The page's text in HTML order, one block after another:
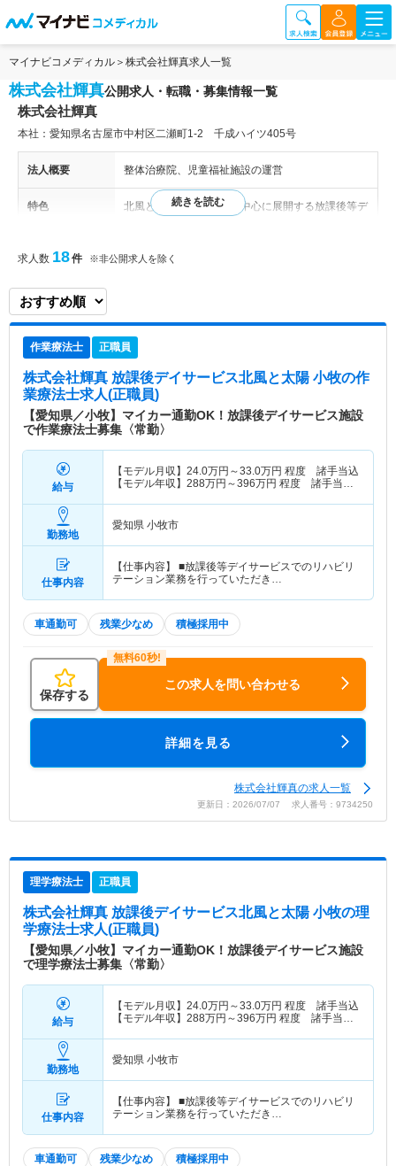
マイナビコメディカル 株式会社輝真求人一覧
株式会社輝真公開求人・転職・募集情報一覧
株式会社輝真
本社：愛知県名古屋市中村区二瀬町1-2 千成ハイツ405号
法人概要 整体治療院、児童福祉施設の運営
特色
北風と太陽は、愛知県を中心に展開する放課後等デ
を提供し、個々のニーズに合わせた支援が行われて
る環境を整えることです。子どもたちが「ありがと
るよう、様々な課題や活動を通じて支援が行われて
います。北風と太陽は、子どもたちの成長を見守
り、共に歩むことを大切にする施設です。
求人数 18件 ※非公開求人を除く
作業療法士 正職員
株式会社輝真 放課後デイサービス北風と太陽 小牧の作
業療法士求人(正職員)
【愛知県／小牧】マイカー通勤OK！放課後デイサービス施設
で作業療法士募集〈常勤〉
給与
【モデル月収】 24.0万円～33.0万円 程度 諸手当込
【モデル年収】 288万円～396万円 程度 諸手当
勤務地
愛知県 小牧市
仕事内容
【仕事内容】 ■放課後等デイサービスでのリハビリ
テーション業務を行っていただき…
車通勤可 残業少なめ 積極採用中
保存する
この求人を問い合わせる
詳細を見る
株式会社輝真の求人一覧
更新日：2026/07/07 求人番号：9734250
理学療法士 正職員
株式会社輝真 放課後デイサービス北風と太陽 小牧の理
学療法士求人(正職員)
【愛知県／小牧】マイカー通勤OK！放課後デイサービス施設
で理学療法士募集〈常勤〉
給与
【モデル月収】 24.0万円～33.0万円 程度 諸手当込
【モデル年収】 288万円～396万円 程度 諸手当
勤務地
愛知県 小牧市
仕事内容
【仕事内容】 ■放課後等デイサービスでのリハビリ
テーション業務を行っていただき…
車通勤可 残業少なめ 積極採用中